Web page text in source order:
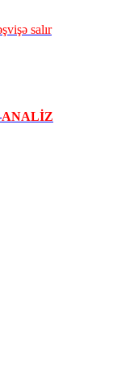
salır
ANALİZ